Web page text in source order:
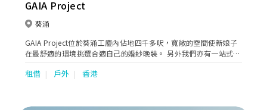
GAIA Project
葵涌
GAIA Project位於葵涌工廈內佔地四千多呎，寬敞的空間使新娘子
在最舒適的環境挑選合適自己的婚紗晚裝。 另外我們亦有一站式婚
禮服務包括攝影、化妝 、男士禮服訂製、紅酒批發等等，為新人打
造完滿的婚禮體驗。
租借 戶外 香港